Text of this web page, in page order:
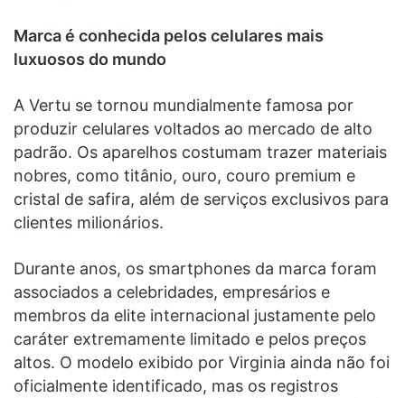
Marca é conhecida pelos celulares mais
luxuosos do mundo
A Vertu se tornou mundialmente famosa por
produzir celulares voltados ao mercado de alto
padrão. Os aparelhos costumam trazer materiais
nobres, como titânio, ouro, couro premium e
cristal de safira, além de serviços exclusivos para
clientes milionários.
Durante anos, os smartphones da marca foram
associados a celebridades, empresários e
membros da elite internacional justamente pelo
caráter extremamente limitado e pelos preços
altos. O modelo exibido por Virginia ainda não foi
oficialmente identificado, mas os registros